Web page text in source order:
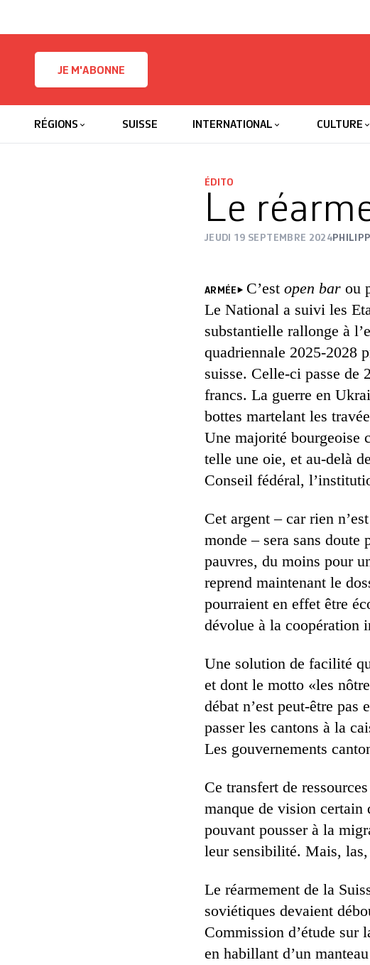
JE M'ABONNE
RÉGIONS SUISSE INTERNATIONAL CULTURE
ÉDITO
Le
JEUDI 19 SEPTEMBRE 2024
ARMÉE C’est open barou
Le National a suivi les
substantielle rallonge à
quadriennale 2025-2028
suisse. Celle-ci passe de
francs. La guerre en
bottes martelant les
Une majorité bourgeoise
telle une oie, et au-delà
Conseil fédéral,
Cet argent – car rien
monde – sera sans doute
pauvres, du moins pour
reprend maintenant le
pourraient en effet être
dévolue à la coopération
Une solution de facilité
et dont le motto «les
débat n’est peut-être
passer les cantons à la
Les gouvernements
Ce transfert de
manque de vision certain
pouvant pousser à la
leur sensibilité. Mais,
Le réarmement de la
soviétiques devaient
Commission d’étude sur
en habillant d’un manteau